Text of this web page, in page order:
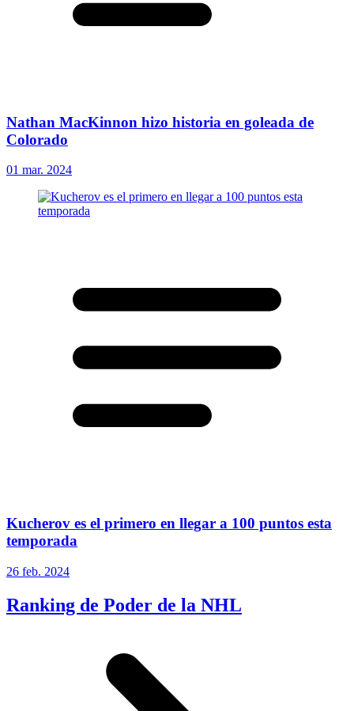
Nathan MacKinnon hizo historia en goleada de
Colorado
01 mar. 2024
Kucherov es el primero en llegar a 100 puntos esta
temporada
26 feb. 2024
Ranking de Poder de la NHL